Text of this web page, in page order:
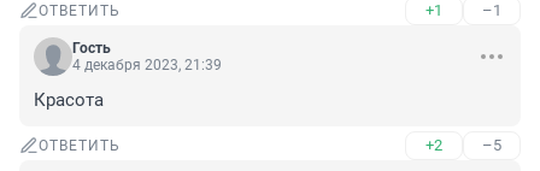
ОТВЕТИТЬ +1 –1
Гость
4 декабря 2023, 21:39
Красота
ОТВЕТИТЬ +2 –5